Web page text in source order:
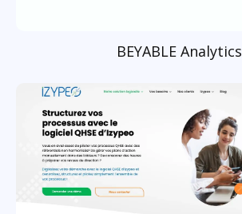
BEYABLE Analytics